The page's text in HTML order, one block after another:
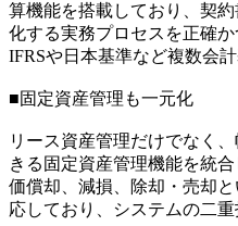
算機能を搭載しており、契
化する実務プロセスを正確
IFRSや日本基準など複数会
■固定資産管理も一元化
リース資産管理だけでなく
きる固定資産管理機能を統
価償却、減損、除却・売却
応しており、システムの二